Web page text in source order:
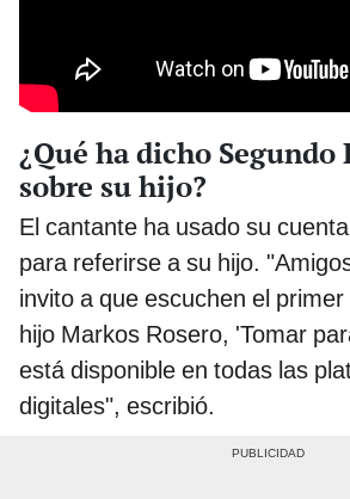
¿Qué ha dicho Segundo
sobre su hijo?
El cantante ha usado su
para referirse a su hijo.
invito a que escuchen el
hijo Markos Rosero, 'Tomar
está disponible en todas las
digitales", escribió.